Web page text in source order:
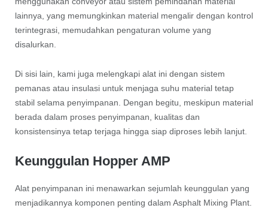
lainnya, yang memungkinkan material mengalir dengan kontrol
terintegrasi, memudahkan pengaturan volume yang
disalurkan.
Di sisi lain, kami juga melengkapi alat ini dengan sistem
pemanas atau insulasi untuk menjaga suhu material tetap
stabil selama penyimpanan. Dengan begitu, meskipun material
berada dalam proses penyimpanan, kualitas dan
konsistensinya tetap terjaga hingga siap diproses lebih lanjut.
Keunggulan Hopper AMP
Alat penyimpanan ini menawarkan sejumlah keunggulan yang
menjadikannya komponen penting dalam Asphalt Mixing Plant.